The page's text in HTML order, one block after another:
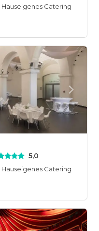
Hauseigenes Catering
5,0
Hauseigenes Catering